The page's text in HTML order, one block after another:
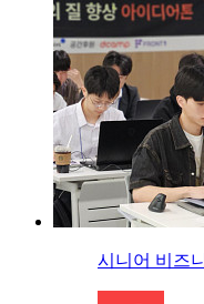
시니어 비즈